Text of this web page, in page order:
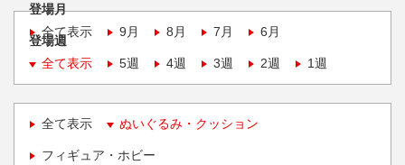
登場月
全て表示
9月 8月 7月 6月
登場週
全て表示
5週 4週 3週 2週 1週
全て表示 ぬいぐるみ・クッション
フィギュア・ホビー